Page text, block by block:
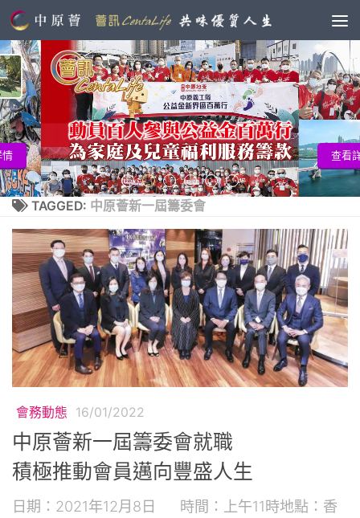
查看詳情
TAGGED: 中原薈新一屆籌委會
會務動態 16/01/2022
中原薈新一屆籌委會就職
積極推動會員邁向豐盛人生
日期：2021年12月8日 時間：上午11時地點：香